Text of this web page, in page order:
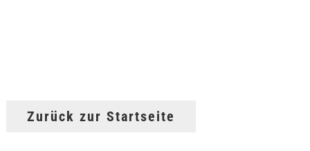
Zurück zur Startseite